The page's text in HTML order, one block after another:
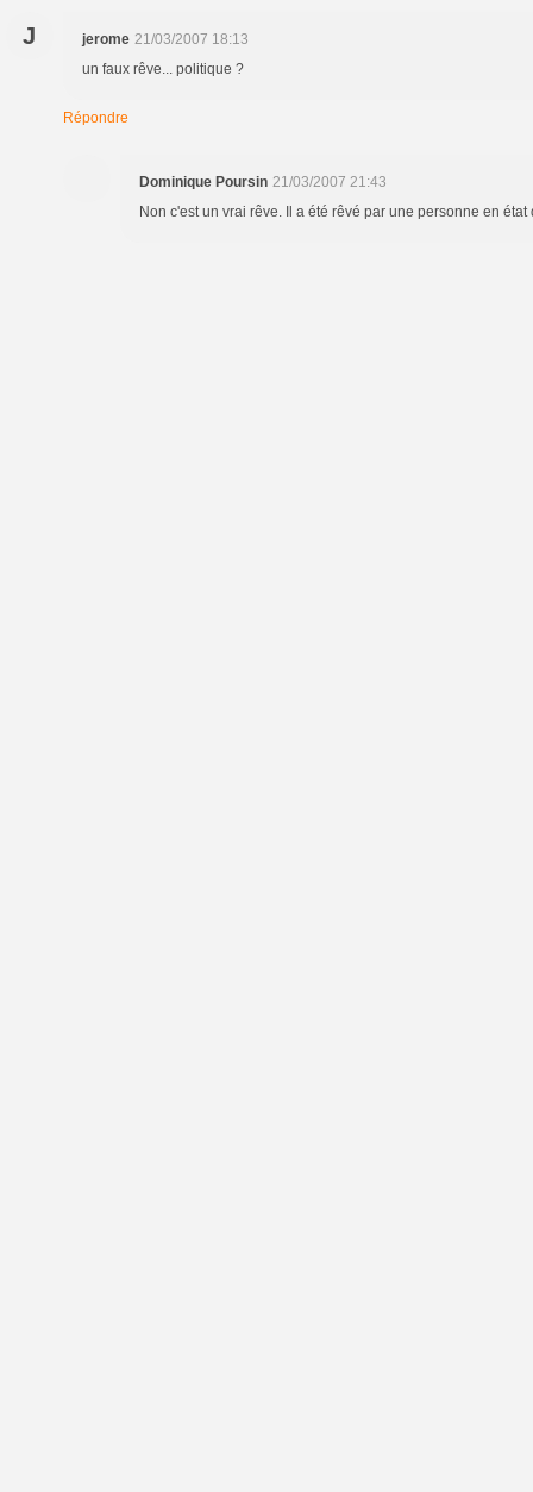
J jerome 21/03/2007 18:13
un faux rêve... politique ?
Répondre
Dominique Poursin 21/03/2007 21:43
Non c'est un vrai rêve. Il a été rêvé par une personne en état